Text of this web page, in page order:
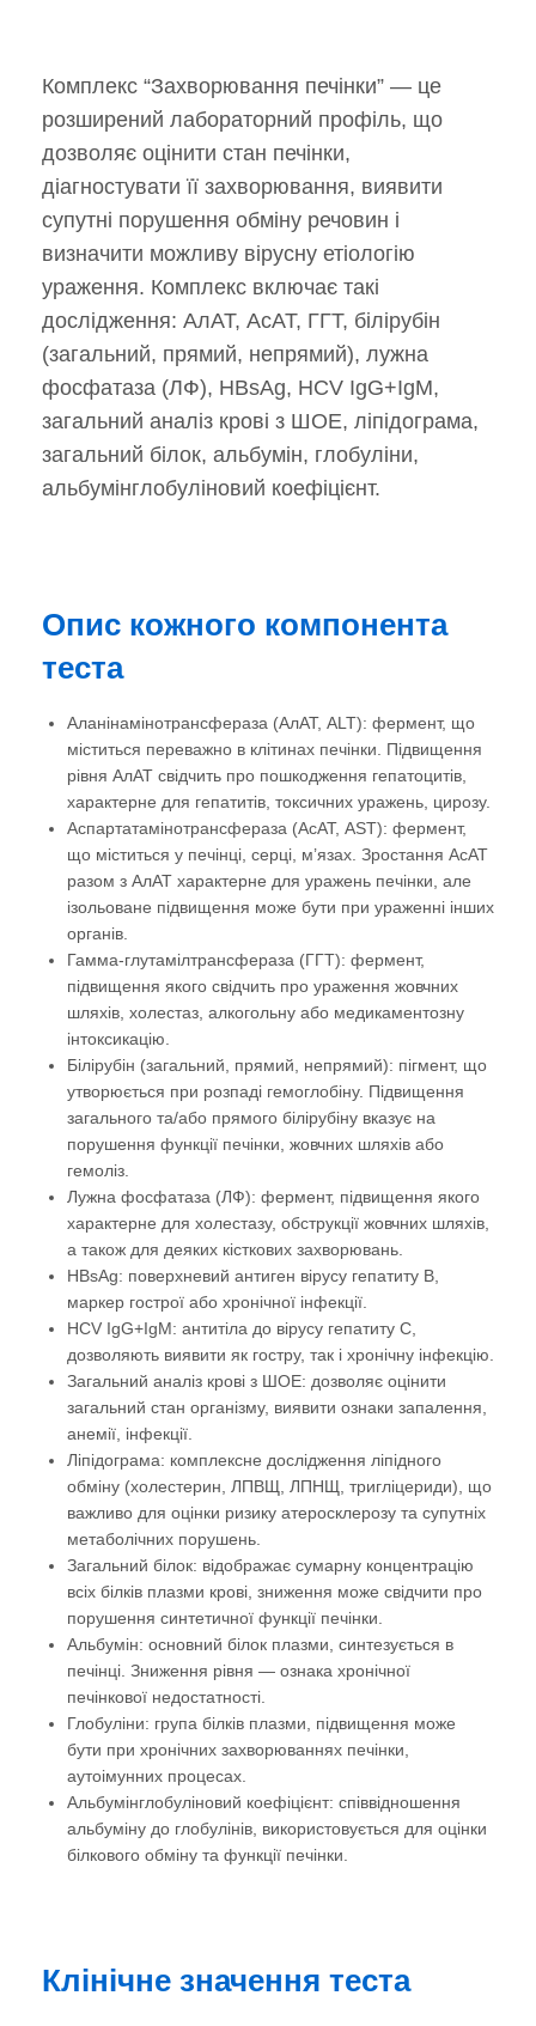
Комплекс “Захворювання печінки” — це
розширений лабораторний профіль, що
дозволяє оцінити стан печінки,
діагностувати її захворювання, виявити
супутні порушення обміну речовин і
визначити можливу вірусну етіологію
ураження. Комплекс включає такі
дослідження: АлАТ, АсАТ, ГГТ, білірубін
(загальний, прямий, непрямий), лужна
фосфатаза (ЛФ), HBsAg, HCV IgG+IgM,
загальний аналіз крові з ШОЕ, ліпідограма,
загальний білок, альбумін, глобуліни,
альбумінглобуліновий коефіцієнт.
Опис кожного компонента
теста
Аланінамінотрансфераза (АлАТ, ALT): фермент, що
міститься переважно в клітинах печінки. Підвищення
рівня АлАТ свідчить про пошкодження гепатоцитів,
характерне для гепатитів, токсичних уражень, цирозу.
Аспартатамінотрансфераза (АсАТ, AST): фермент,
що міститься у печінці, серці, м’язах. Зростання АсАТ
разом з АлАТ характерне для уражень печінки, але
ізольоване підвищення може бути при ураженні інших
органів.
Гамма-глутамілтрансфераза (ГГТ): фермент,
підвищення якого свідчить про ураження жовчних
шляхів, холестаз, алкогольну або медикаментозну
інтоксикацію.
Білірубін (загальний, прямий, непрямий): пігмент, що
утворюється при розпаді гемоглобіну. Підвищення
загального та/або прямого білірубіну вказує на
порушення функції печінки, жовчних шляхів або
гемоліз.
Лужна фосфатаза (ЛФ): фермент, підвищення якого
характерне для холестазу, обструкції жовчних шляхів,
а також для деяких кісткових захворювань.
HBsAg: поверхневий антиген вірусу гепатиту B,
маркер гострої або хронічної інфекції.
HCV IgG+IgM: антитіла до вірусу гепатиту С,
дозволяють виявити як гостру, так і хронічну інфекцію.
Загальний аналіз крові з ШОЕ: дозволяє оцінити
загальний стан організму, виявити ознаки запалення,
анемії, інфекції.
Ліпідограма: комплексне дослідження ліпідного
обміну (холестерин, ЛПВЩ, ЛПНЩ, тригліцериди), що
важливо для оцінки ризику атеросклерозу та супутніх
метаболічних порушень.
Загальний білок: відображає сумарну концентрацію
всіх білків плазми крові, зниження може свідчити про
порушення синтетичної функції печінки.
Альбумін: основний білок плазми, синтезується в
печінці. Зниження рівня — ознака хронічної
печінкової недостатності.
Глобуліни: група білків плазми, підвищення може
бути при хронічних захворюваннях печінки,
аутоімунних процесах.
Альбумінглобуліновий коефіцієнт: співвідношення
альбуміну до глобулінів, використовується для оцінки
білкового обміну та функції печінки.
Клінічне значення теста